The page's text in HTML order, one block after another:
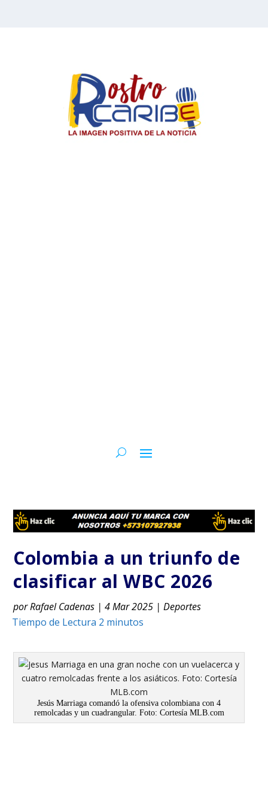
Colombia a un triunfo de
clasificar al WBC 2026
porRafael Cadenas |4 Mar 2025 |Deportes
Jesús Marriaga comandó la ofensiva colombiana con 4
remolcadas y un cuadrangular. Foto: Cortesía MLB.com